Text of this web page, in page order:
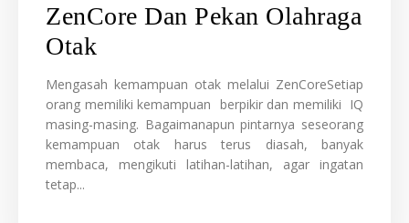
ZenCore Dan Pekan Olahraga
Otak
Mengasah kemampuan otak melalui ZenCoreSetiap
orang memiliki kemampuan berpikir dan memiliki IQ
masing-masing. Bagaimanapun pintarnya seseorang
kemampuan otak harus terus diasah, banyak
membaca, mengikuti latihan-latihan, agar ingatan
tetap...